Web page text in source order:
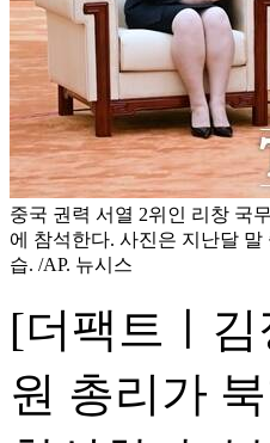
중국 권력 서열 2위인 리창 국
에 참석한다. 사진은 지난달
습. /AP. 뉴시스
[더팩트ㅣ
원 총리가